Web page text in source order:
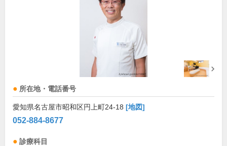
所在地・電話番号
愛知県名古屋市昭和区円上町24-18 [地図]
052-884-8677
診療科目